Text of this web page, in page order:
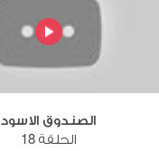
الصندوق الاسود
الحلقة 18